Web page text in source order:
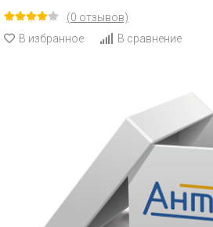
(0 отзывов)
В избранное
В сравнение